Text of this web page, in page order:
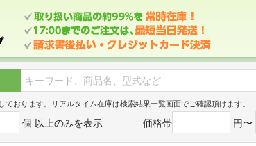
ております。リアルタイム在庫は検索結果一覧画面でご確認頂けます。
個 以上のみを表示 価格帯 円〜